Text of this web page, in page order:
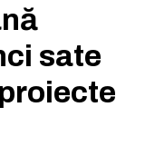
sate